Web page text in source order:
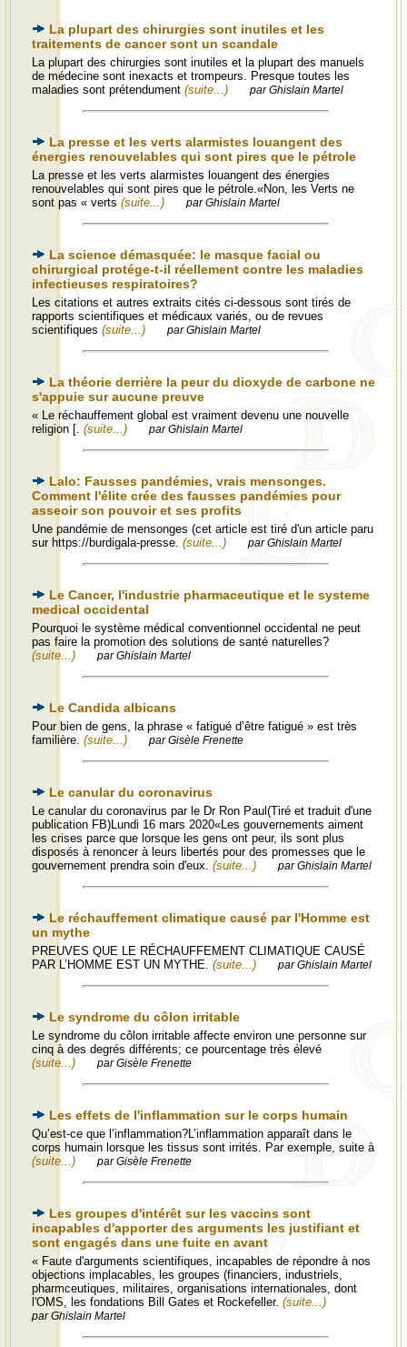
La plupart des chirurgies sont inutiles et les
traitements de cancer sont un scandale
La plupart des chirurgies sont inutiles et la plupart des manuels
de médecine sont inexacts et trompeurs. Presque toutes les
maladies sont prétendument (suite...) par Ghislain Martel
La presse et les verts alarmistes louangent des
énergies renouvelables qui sont pires que le pétrole
La presse et les verts alarmistes louangent des énergies
renouvelables qui sont pires que le pétrole.«Non, les Verts ne
sont pas « verts (suite...) par Ghislain Martel
La science démasquée: le masque facial ou
chirurgical protége-t-il réellement contre les maladies
infectieuses respiratoires?
Les citations et autres extraits cités ci-dessous sont tirés de
rapports scientifiques et médicaux variés, ou de revues
scientifiques (suite...) par Ghislain Martel
La théorie derrière la peur du dioxyde de carbone ne
s'appuie sur aucune preuve
« Le réchauffement global est vraiment devenu une nouvelle
religion [. (suite...) par Ghislain Martel
Lalo: Fausses pandémies, vrais mensonges.
Comment l'élite crée des fausses pandémies pour
asseoir son pouvoir et ses profits
Une pandémie de mensonges (cet article est tiré d'un article paru
sur https://burdigala-presse. (suite...) par Ghislain Martel
Le Cancer, l'industrie pharmaceutique et le systeme
medical occidental
Pourquoi le système médical conventionnel occidental ne peut
pas faire la promotion des solutions de santé naturelles?
(suite...)
par Ghislain Martel
Le Candida albicans
Pour bien de gens, la phrase « fatigué d’être fatigué » est très
familière. (suite...) par Gisèle Frenette
Le canular du coronavirus
Le canular du coronavirus par le Dr Ron Paul(Tiré et traduit d'une
publication FB)Lundi 16 mars 2020«Les gouvernements aiment
les crises parce que lorsque les gens ont peur, ils sont plus
disposés à renoncer à leurs libertés pour des promesses que le
gouvernement prendra soin d'eux. (suite...) par Ghislain Martel
Le réchauffement climatique causé par l'Homme est
un mythe
PREUVES QUE LE RÉCHAUFFEMENT CLIMATIQUE CAUSÉ
PAR L’HOMME EST UN MYTHE. (suite...) par Ghislain Martel
Le syndrome du côlon irritable
Le syndrome du côlon irritable affecte environ une personne sur
cinq à des degrés différents; ce pourcentage très élevé
(suite...)
par Gisèle Frenette
Les effets de l'inflammation sur le corps humain
Qu’est-ce que l’inflammation?L’inflammation apparaît dans le
corps humain lorsque les tissus sont irrités. Par exemple, suite à
(suite...)
par Gisèle Frenette
Les groupes d'intérêt sur les vaccins sont
incapables d'apporter des arguments les justifiant et
sont engagés dans une fuite en avant
« Faute d'arguments scientifiques, incapables de répondre à nos
objections implacables, les groupes (financiers, industriels,
pharmceutiques, militaires, organisations internationales, dont
l'OMS, les fondations Bill Gates et Rockefeller. (suite...)
par Ghislain Martel